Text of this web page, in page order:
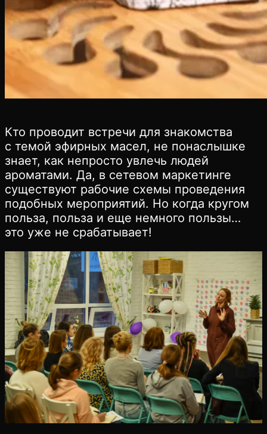
Кто проводит встречи для знакомства
с темой эфирных масел, не понаслышке
знает, как непросто увлечь людей
ароматами. Да, в сетевом маркетинге
существуют рабочие схемы проведения
подобных мероприятий. Но когда кругом
польза, польза и еще немного пользы…
это уже не срабатывает!